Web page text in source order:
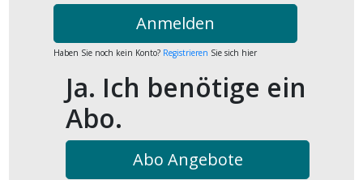
Anmelden
Haben Sie noch kein Konto? Registrieren Sie sich hier
Ja. Ich benötige ein
Abo.
Abo Angebote